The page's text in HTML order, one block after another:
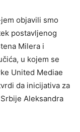
objavili smo
postavljenog
Milera i
u kojem se
United Mediae
da inicijativa za
Aleksandra